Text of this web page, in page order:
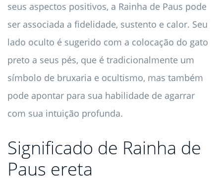
seus aspectos positivos, a Rainha de Paus pode
ser associada a fidelidade, sustento e calor. Seu
lado oculto é sugerido com a colocação do gato
preto a seus pés, que é tradicionalmente um
símbolo de bruxaria e ocultismo, mas também
pode apontar para sua habilidade de agarrar
com sua intuição profunda.
Significado de Rainha de
Paus ereta